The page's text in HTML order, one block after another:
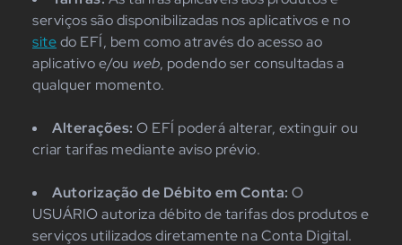
serviços são disponibilizadas nos aplicativos e no
sitedo EFÍ, bem como através do acesso ao
aplicativo e/ou web, podendo ser consultadas a
qualquer momento.
Alterações: O EFÍ poderá alterar, extinguir ou
criar tarifas mediante aviso prévio.
Autorização de Débito em Conta: O
USUÁRIO autoriza débito de tarifas dos produtos e
serviços utilizados diretamente na Conta Digital.